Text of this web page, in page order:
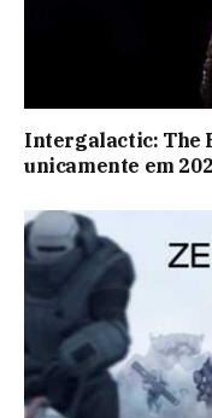
Intergalactic: The
unicamente em